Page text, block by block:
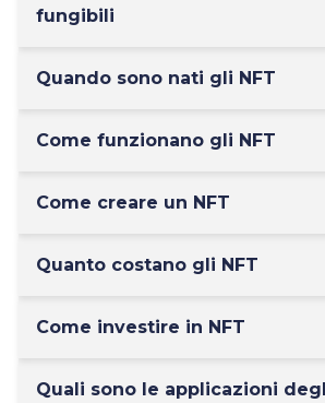
fungibili
Quando sono nati gli NFT
Come funzionano gli NFT
Come creare un NFT
Quanto costano gli NFT
Come investire in NFT
Quali sono le applicazioni